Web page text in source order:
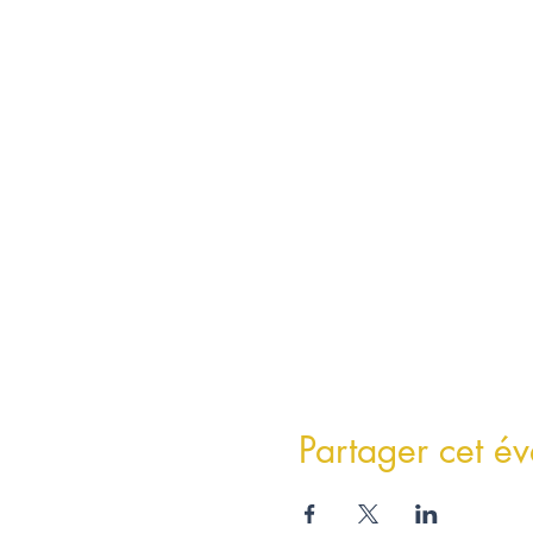
Partager cet